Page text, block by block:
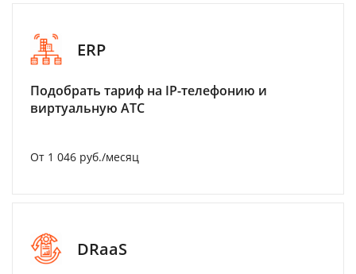
ERP
Подобрать тариф на IP-телефонию и
виртуальную АТС
От 1 046 руб./месяц
DRaaS